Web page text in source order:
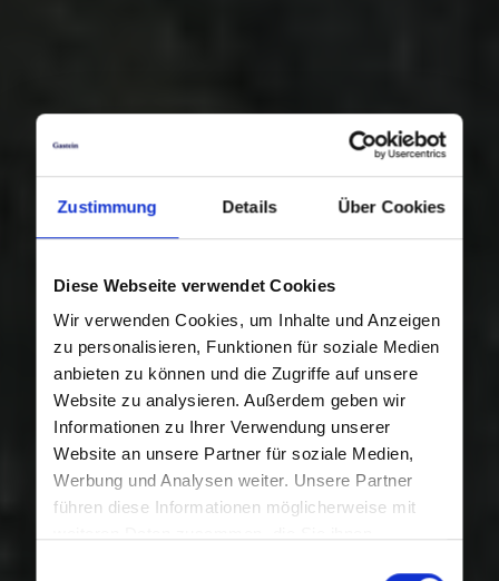
Zustimmung Details Über Cookies
Diese Webseite verwendet Cookies
Wir verwenden Cookies, um Inhalte und Anzeigen
zu personalisieren, Funktionen für soziale Medien
anbieten zu können und die Zugriffe auf unsere
Website zu analysieren. Außerdem geben wir
Informationen zu Ihrer Verwendung unserer
Website an unsere Partner für soziale Medien,
Werbung und Analysen weiter. Unsere Partner
führen diese Informationen möglicherweise mit